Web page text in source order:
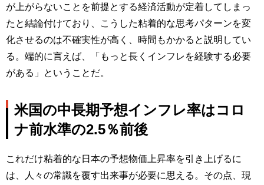
が上がらないことを前提とする経済活動が定着してしまっ
たと結論付けており、こうした粘着的な思考パターンを変
化させるのは不確実性が高く、時間もかかると説明してい
る。端的に言えば、「もっと長くインフレを経験する必要
がある」ということだ。
米国の中長期予想インフレ率はコロ
ナ前水準の2.5％前後
これだけ粘着的な日本の予想物価上昇率を引き上げるに
は、人々の常識を覆す出来事が必要に思える。その点、現